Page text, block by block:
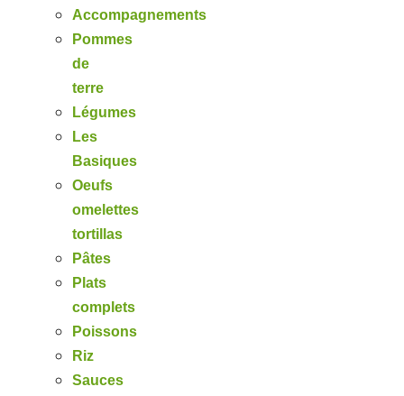
Accompagnements
Pommes
de
terre
Légumes
Les
Basiques
Oeufs
omelettes
tortillas
Pâtes
Plats
complets
Poissons
Riz
Sauces